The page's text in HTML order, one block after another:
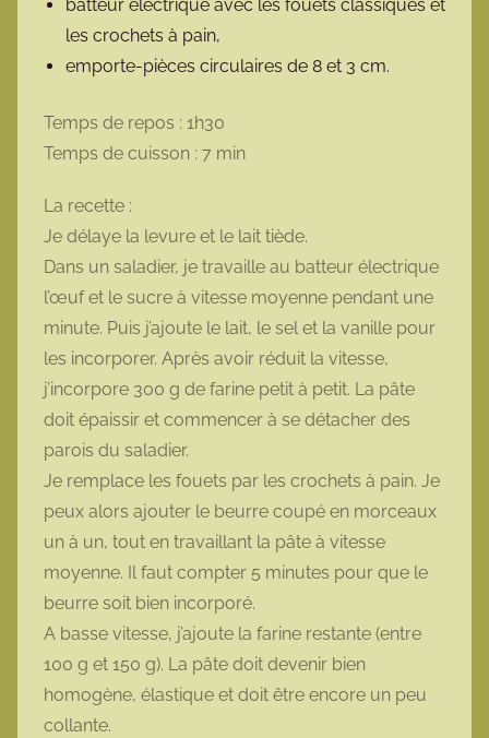
batteur électrique avec les fouets classiques et
les crochets à pain,
emporte-pièces circulaires de 8 et 3 cm.
Temps de repos : 1h30
Temps de cuisson : 7 min
La recette :
Je délaye la levure et le lait tiède.
Dans un saladier, je travaille au batteur électrique
l’œuf et le sucre à vitesse moyenne pendant une
minute. Puis j’ajoute le lait, le sel et la vanille pour
les incorporer. Après avoir réduit la vitesse,
j’incorpore 300 g de farine petit à petit. La pâte
doit épaissir et commencer à se détacher des
parois du saladier.
Je remplace les fouets par les crochets à pain. Je
peux alors ajouter le beurre coupé en morceaux
un à un, tout en travaillant la pâte à vitesse
moyenne. Il faut compter 5 minutes pour que le
beurre soit bien incorporé.
A basse vitesse, j’ajoute la farine restante (entre
100 g et 150 g). La pâte doit devenir bien
homogène, élastique et doit être encore un peu
collante.